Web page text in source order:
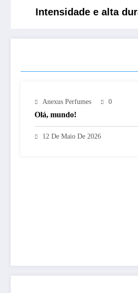
Intensidade e alta
Anexus Perfumes 0
Olá, mundo!
12 De Maio De 2026